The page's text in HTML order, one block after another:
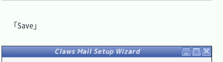
「Save」